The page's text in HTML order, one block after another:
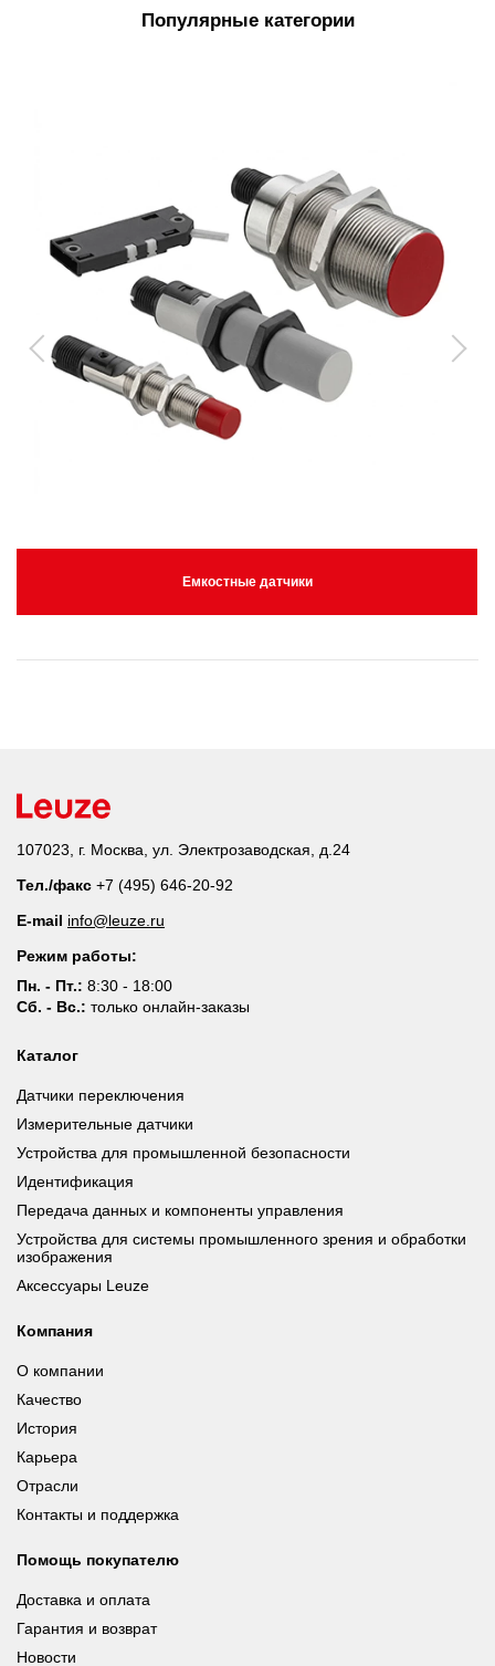
Популярные категории
Емкостные датчики
107023, г. Москва, ул. Электрозаводская, д.24
Тел./факс +7 (495) 646-20-92
E-mail info@leuze.ru
Режим работы:
Пн. - Пт.: 8:30 - 18:00
Сб. - Вс.: только онлайн-заказы
Каталог
Датчики переключения
Измерительные датчики
Устройства для промышленной безопасности
Идентификация
Передача данных и компоненты управления
Устройства для системы промышленного зрения и обработки
изображения
Аксессуары Leuze
Компания
О компании
Качество
История
Карьера
Отрасли
Контакты и поддержка
Помощь покупателю
Доставка и оплата
Гарантия и возврат
Новости